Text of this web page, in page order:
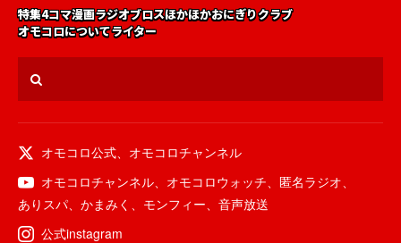
特集4コマ漫画ラジオブロスほかほかおにぎりクラブ
オモコロについてライター
オモコロ公式、 オモコロチャンネル
オモコロチャンネル、 オモコロウォッチ、 匿名ラジオ、
ありスパ、 かまみく 、 モンフィー、 音声放送
公式instagram